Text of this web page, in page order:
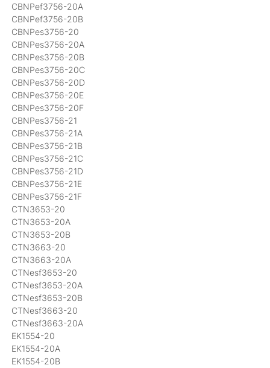
CBNPef3756-20A
CBNPef3756-20B
CBNPes3756-20
CBNPes3756-20A
CBNPes3756-20B
CBNPes3756-20C
CBNPes3756-20D
CBNPes3756-20E
CBNPes3756-20F
CBNPes3756-21
CBNPes3756-21A
CBNPes3756-21B
CBNPes3756-21C
CBNPes3756-21D
CBNPes3756-21E
CBNPes3756-21F
CTN3653-20
CTN3653-20A
CTN3653-20B
CTN3663-20
CTN3663-20A
CTNesf3653-20
CTNesf3653-20A
CTNesf3653-20B
CTNesf3663-20
CTNesf3663-20A
EK1554-20
EK1554-20A
EK1554-20B